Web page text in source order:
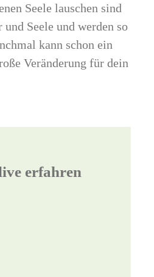
Seele lauschen sind
Seele und werden so
kann schon ein
Veränderung für dein
erfahren